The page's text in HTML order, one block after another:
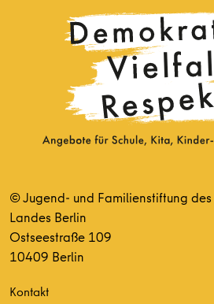
© Jugend- und Familienstiftung des
Landes Berlin
Ostseestraße 109
10409 Berlin
Kontakt